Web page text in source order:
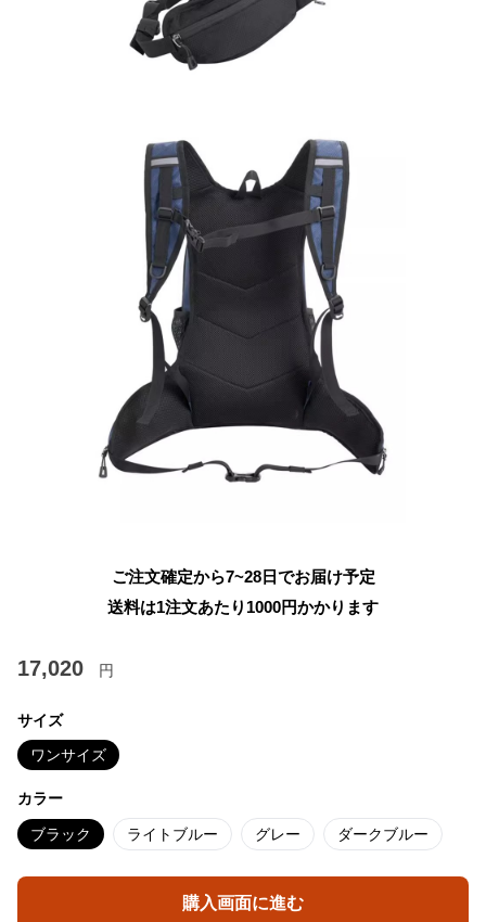
ご注文確定から7~28日でお届け予定
送料は1注文あたり 1000円かかります
17,020 円
サイズ
ワンサイズ
カラー
ブラック ライトブルー グレー ダークブルー
購入画面に進む